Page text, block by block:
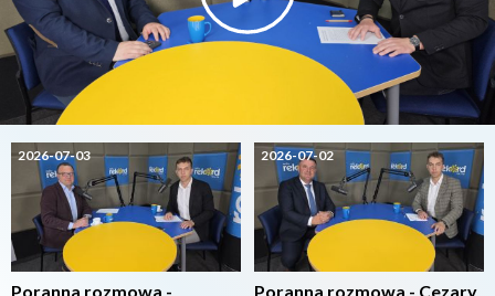
2026-07-03
Poranna rozmowa -
2026-07-02
Poranna rozmowa - Cezary